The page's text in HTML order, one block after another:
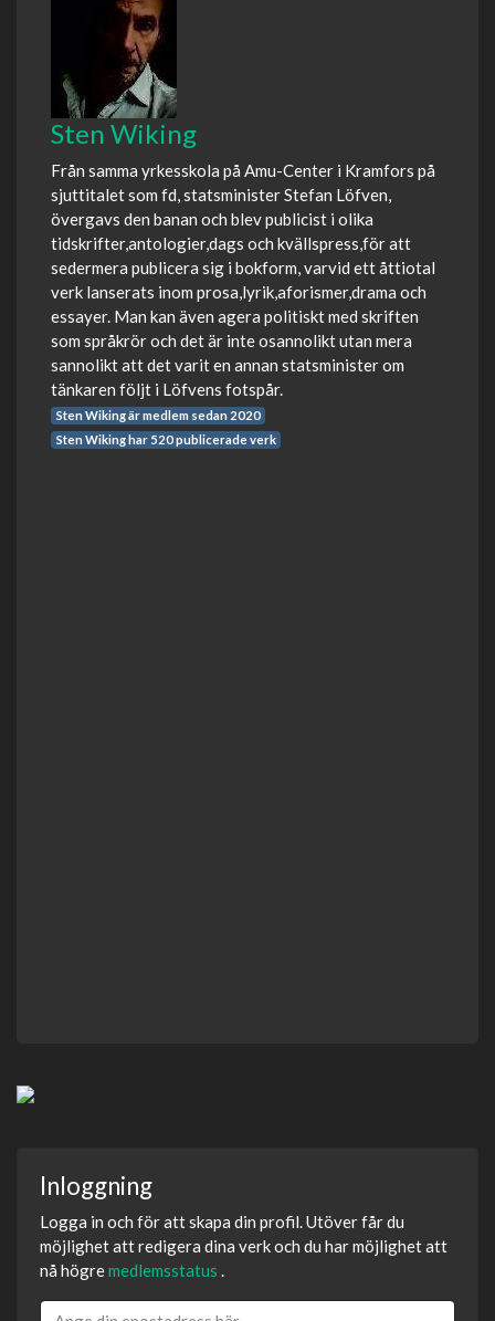
Sten Wiking
Från samma yrkesskola på Amu-Center i Kramfors på
sjuttitalet som fd, statsminister Stefan Löfven,
övergavs den banan och blev publicist i olika
tidskrifter,antologier,dags och kvällspress,för att
sedermera publicera sig i bokform, varvid ett åttiotal
verk lanserats inom prosa,lyrik,aforismer,drama och
essayer. Man kan även agera politiskt med skriften
som språkrör och det är inte osannolikt utan mera
sannolikt att det varit en annan statsminister om
tänkaren följt i Löfvens fotspår.
Sten Wiking är medlem sedan 2020
Sten Wiking har 520 publicerade verk
Inloggning
Logga in och för att skapa din profil. Utöver får du
möjlighet att redigera dina verk och du har möjlighet att
nå högremedlemsstatus .